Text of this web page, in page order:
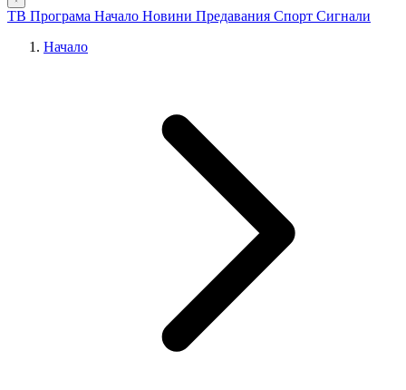
ТВ Програма Начало Новини Предавания Спорт Сигнали
Начало